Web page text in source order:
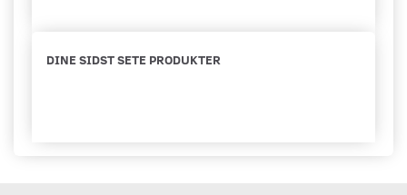
DINE SIDST SETE PRODUKTER